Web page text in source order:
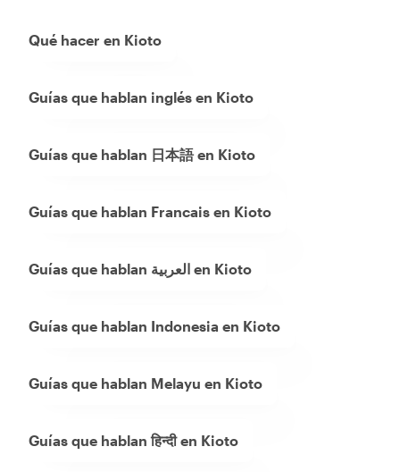
Qué hacer en Kioto
Guías que hablan inglés en Kioto
Guías que hablan 日本語 en Kioto
Guías que hablan Francais en Kioto
Guías que hablan العربية en Kioto
Guías que hablan Indonesia en Kioto
Guías que hablan Melayu en Kioto
Guías que hablan हिन्दी en Kioto